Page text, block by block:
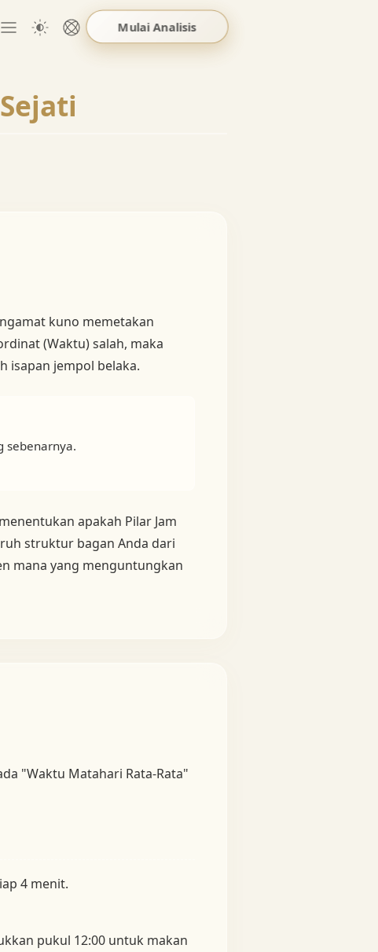
Mulai Analisis
kuno memetakan
(Waktu) salah, maka
isapan jempol belaka.
sebenarnya.
apakah Pilar Jam
struktur bagan Anda dari
mana yang menguntungkan
"Waktu Matahari Rata-Rata"
4 menit.
pukul 12:00 untuk makan